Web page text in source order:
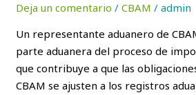
Deja un comentario /CBAM /admin
Un representante aduanero de
parte aduanera del proceso de
que contribuye a que las
CBAM se ajusten a los registros